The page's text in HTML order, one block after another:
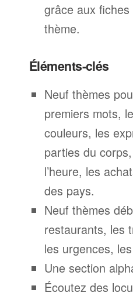
grâce aux
thème.
Éléments-clés
Neuf thèmes
premiers mots,
couleurs, les
parties du
l’heure, les
des pays.
Neuf thèmes
restaurants, les
les urgences,
Une section
Écoutez des